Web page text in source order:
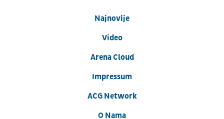
Najnovije
Video
Arena Cloud
Impressum
ACG Network
O Nama